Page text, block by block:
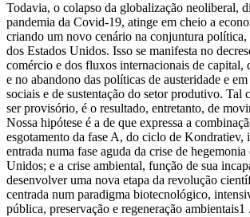
Todavia, o colapso da globalização neoliberal,
pandemia da Covid-19, atinge em cheio a
criando um novo cenário na conjuntura política,
dos Estados Unidos. Isso se manifesta no
comércio e dos fluxos internacionais de capital,
e no abandono das políticas de austeridade e
sociais e de sustentação do setor produtivo. Tal
ser provisório, é o resultado, entretanto, de
Nossa hipótese é a de que expressa a
esgotamento da fase A, do ciclo de Kondratiev,
entrada numa fase aguda da crise de hegemonia
Unidos; e a crise ambiental, função de sua
desenvolver uma nova etapa da revolução
centrada num paradigma biotecnológico,
pública, preservação e regeneração ambientais1 .